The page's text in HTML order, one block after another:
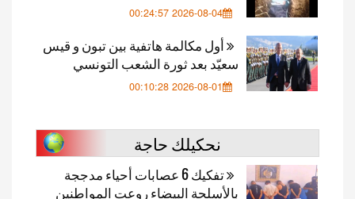
2026-08-04 00:24:57
أول مكالمة هاتفية بين تبون و قيس
سعيّد بعد ثورة الشعب التونسي
2026-08-01 00:10:28
نحكيلك حاجة
تفكيك 6 عصابات أحياء مدججة
بالأسلحة البيضاء روعت المواطنين